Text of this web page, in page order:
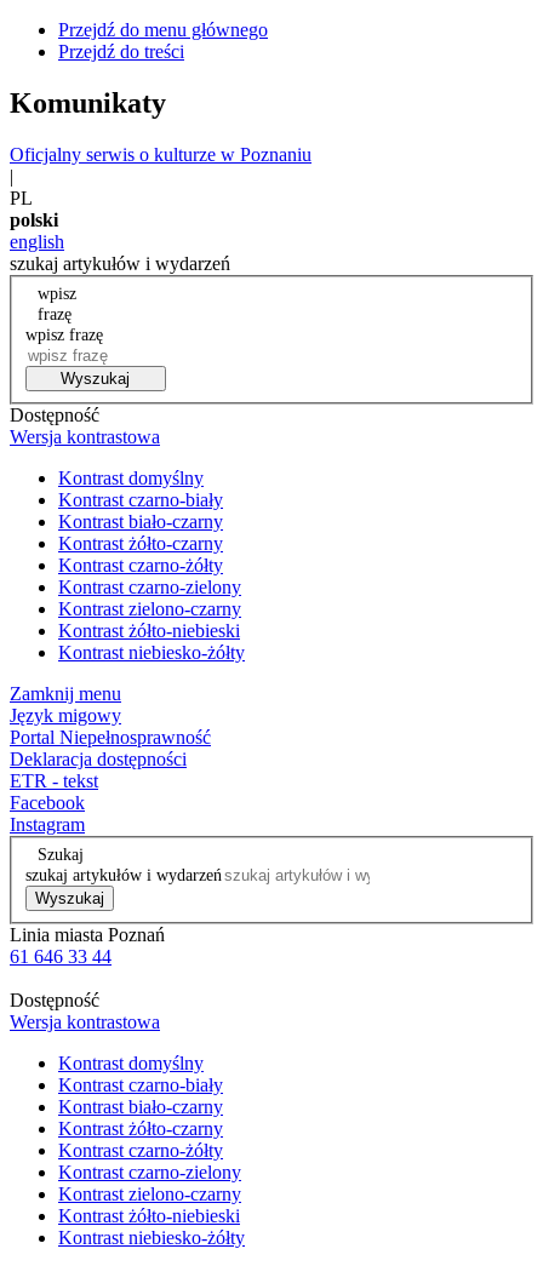
Przejdź do menu głównego
Przejdź do treści
Komunikaty
Oficjalny serwis o kulturze w Poznaniu
|
PL
polski
english
szukaj artykułów i wydarzeń
wpisz
frazę
wpisz frazę
Wyszukaj
Dostępność
Wersja kontrastowa
Kontrast domyślny
Kontrast czarno-biały
Kontrast biało-czarny
Kontrast żółto-czarny
Kontrast czarno-żółty
Kontrast czarno-zielony
Kontrast zielono-czarny
Kontrast żółto-niebieski
Kontrast niebiesko-żółty
Zamknij menu
Język migowy
Portal Niepełnosprawność
Deklaracja dostępności
ETR - tekst
Facebook
Instagram
Szukaj
szukaj artykułów i wydarzeń
Wyszukaj
Linia miasta Poznań
61 646 33 44
Dostępność
Wersja kontrastowa
Kontrast domyślny
Kontrast czarno-biały
Kontrast biało-czarny
Kontrast żółto-czarny
Kontrast czarno-żółty
Kontrast czarno-zielony
Kontrast zielono-czarny
Kontrast żółto-niebieski
Kontrast niebiesko-żółty